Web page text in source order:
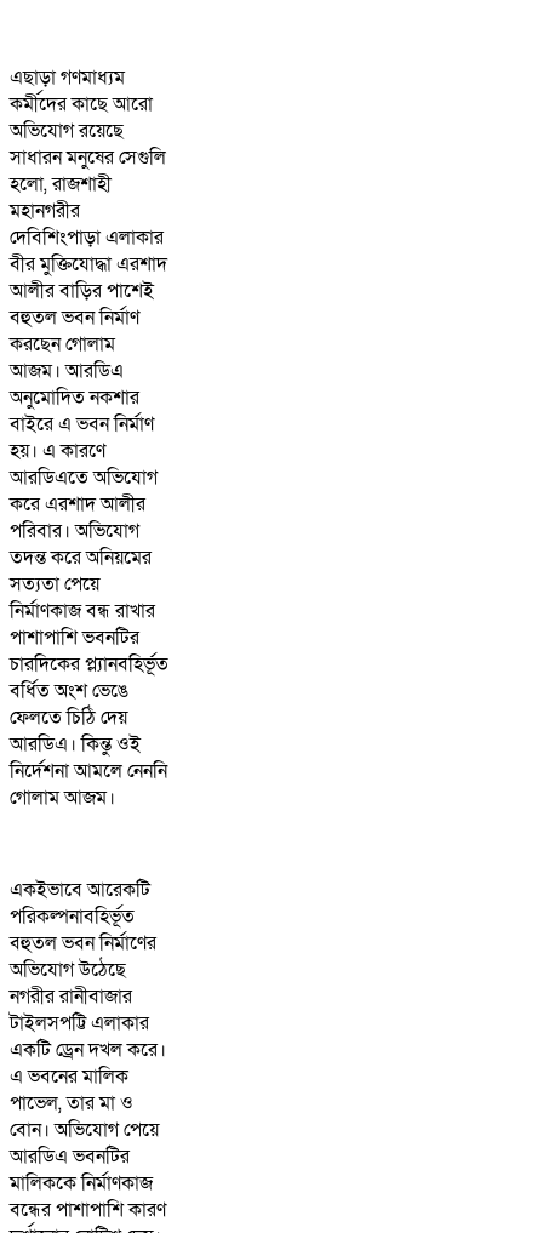
এছাড়া গণমাধ্যম
কর্মীদের কাছে আরো
অভিযোগ রয়েছে
সাধারন মনুষের সেগুলি
হলো, রাজশাহী
মহানগরীর
দেবিশিংপাড়া এলাকার
বীর মুক্তিযোদ্ধা এরশাদ
আলীর বাড়ির পাশেই
বহুতল ভবন নির্মাণ
করছেন গোলাম
আজম। আরডিএ
অনুমোদিত নকশার
বাইরে এ ভবন নির্মাণ
হয়। এ কারণে
আরডিএতে অভিযোগ
করে এরশাদ আলীর
পরিবার। অভিযোগ
তদন্ত করে অনিয়মের
সত্যতা পেয়ে
নির্মাণকাজ বন্ধ রাখার
পাশাপাশি ভবনটির
চারদিকের প্ল্যানবহির্ভূত
বর্ধিত অংশ ভেঙে
ফেলতে চিঠি দেয়
আরডিএ। কিন্তু ওই
নির্দেশনা আমলে নেননি
গোলাম আজম।
একইভাবে আরেকটি
পরিকল্পনাবহির্ভূত
বহুতল ভবন নির্মাণের
অভিযোগ উঠেছে
নগরীর রানীবাজার
টাইলসপট্টি এলাকার
একটি ড্রেন দখল করে।
এ ভবনের মালিক
পাভেল, তার মা ও
বোন। অভিযোগ পেয়ে
আরডিএ ভবনটির
মালিককে নির্মাণকাজ
বন্ধের পাশাপাশি কারণ